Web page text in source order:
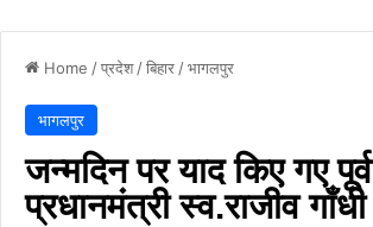
Home /प्रदेश /बिहार /भागलपुर
भागलपुर
जन्मदिन पर याद किए गए पूर्व
प्रधानमंत्री स्व.राजीव गाँधी